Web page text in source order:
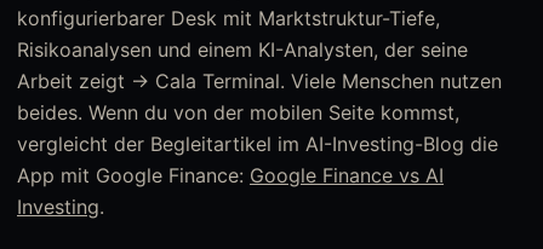
konfigurierbarer Desk mit Marktstruktur-Tiefe,
Risikoanalysen und einem KI-Analysten, der seine
Arbeit zeigt → Cala Terminal. Viele Menschen nutzen
beides. Wenn du von der mobilen Seite kommst,
vergleicht der Begleitartikel im AI-Investing-Blog die
App mit Google Finance: Google Finance vs AI
Investing.